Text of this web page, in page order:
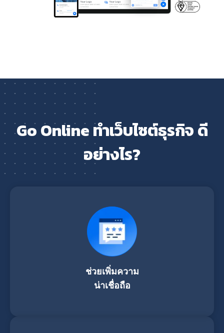
Go Online ทำเว็บไซต์ธุรกิจ ดี
อย่างไร?
ช่วยเพิ่มความ
น่าเชื่อถือ